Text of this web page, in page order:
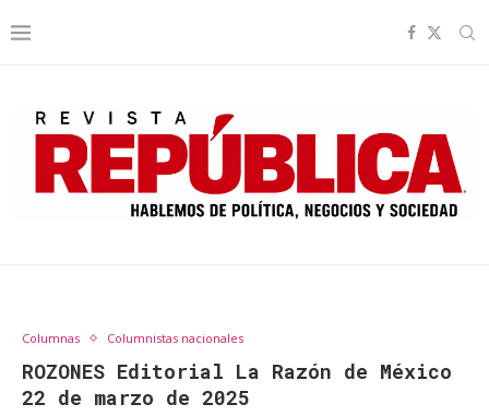
Columnas Columnistas nacionales
ROZONES Editorial La Razón de México
22 de marzo de 2025